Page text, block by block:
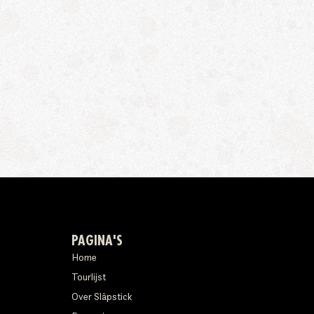
PAGINA'S
Home
Tourlijst
Over Släpstick